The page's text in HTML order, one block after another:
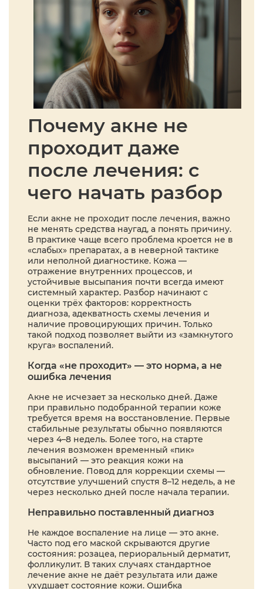
Почему акне не
проходит даже
после лечения: с
чего начать разбор
Если акне не проходит после лечения, важно
не менять средства наугад, а понять причину.
В практике чаще всего проблема кроется не в
«слабых» препаратах, а в неверной тактике
или неполной диагностике. Кожа —
отражение внутренних процессов, и
устойчивые высыпания почти всегда имеют
системный характер. Разбор начинают с
оценки трёх факторов: корректность
диагноза, адекватность схемы лечения и
наличие провоцирующих причин. Только
такой подход позволяет выйти из «замкнутого
круга» воспалений.
Когда «не проходит» — это норма, а не
ошибка лечения
Акне не исчезает за несколько дней. Даже
при правильно подобранной терапии коже
требуется время на восстановление. Первые
стабильные результаты обычно появляются
через 4–8 недель. Более того, на старте
лечения возможен временный «пик»
высыпаний — это реакция кожи на
обновление. Повод для коррекции схемы —
отсутствие улучшений спустя 8–12 недель, а не
через несколько дней после начала терапии.
Неправильно поставленный диагноз
Не каждое воспаление на лице — это акне.
Часто под его маской скрываются другие
состояния: розацеа, периоральный дерматит,
фолликулит. В таких случаях стандартное
лечение акне не даёт результата или даже
ухудшает состояние кожи. Ошибка